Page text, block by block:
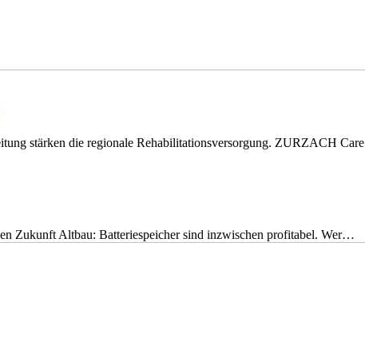
stärken die regionale Rehabilitationsversorgung. ZURZACH
Zukunft Altbau: Batteriespeicher sind inzwischen profitabel. Wer…